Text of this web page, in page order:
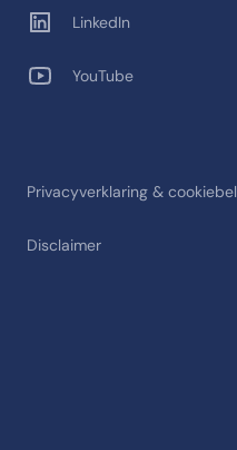
Privacyverklaring &
Disclaimer
LinkedIn
YouTube